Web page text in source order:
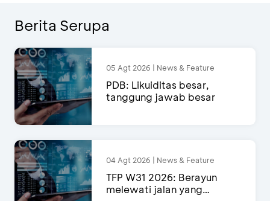
Berita Serupa
05 Agt 2026 | News & Feature
PDB: Likuiditas besar,
tanggung jawab besar
04 Agt 2026 | News & Feature
TFP W31 2026: Berayun
melewati jalan yang